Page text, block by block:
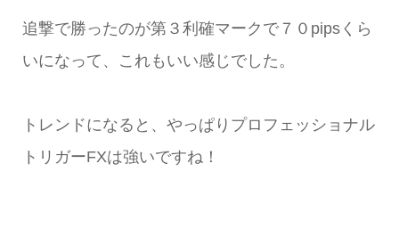
追撃で勝ったのが第３利確マークで７０pipsくら
いになって、これもいい感じでした。
トレンドになると、やっぱりプロフェッショナル
トリガーFXは強いですね！